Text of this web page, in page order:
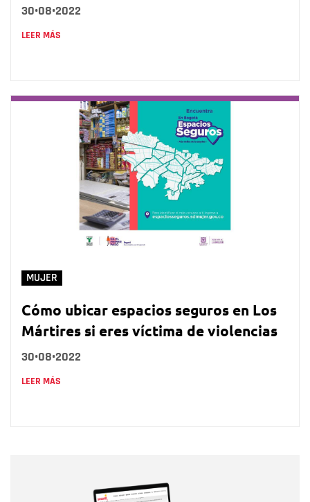
30•08•2022
LEER MÁS
MUJER
Cómo ubicar espacios seguros en Los
Mártires si eres víctima de violencias
30•08•2022
LEER MÁS